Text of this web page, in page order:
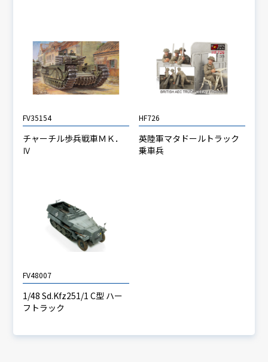
FV35154
チャーチル歩兵戦車ＭＫ．
Ⅳ
HF726
英陸軍マタドールトラック
乗車兵
FV48007
1/48 Sd.Kfz251/1 C型 ハー
フトラック